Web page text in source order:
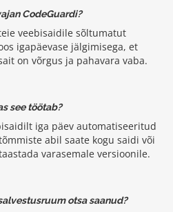
CodeGuardi?
veebisaidile sõltumatut
igapäevase jälgimisega, et
on võrgus ja pahavara vaba.
see töötab?
iga päev automatiseeritud
abil saate kogu saidi või
varasemale versioonile.
otsa saanud?